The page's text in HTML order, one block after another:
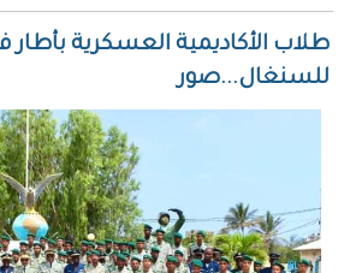
طلاب الأكاديمية العسكرية بأطار
للسنغال...صور